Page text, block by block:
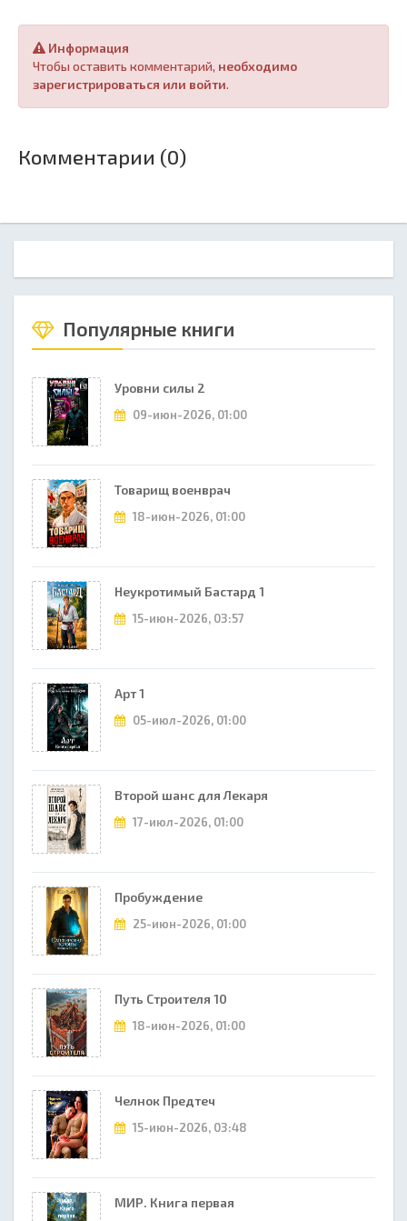
Информация
Чтобы оставить комментарий, необходимо
зарегистрироваться или войти.
Комментарии (0)
Популярные книги
Уровни силы 2
09-июн-2026, 01:00
Товарищ военврач
18-июн-2026, 01:00
Неукротимый Бастард 1
15-июн-2026, 03:57
Арт 1
05-июл-2026, 01:00
Второй шанс для Лекаря
17-июл-2026, 01:00
Пробуждение
25-июн-2026, 01:00
Путь Строителя 10
18-июн-2026, 01:00
Челнок Предтеч
15-июн-2026, 03:48
МИР. Книга первая